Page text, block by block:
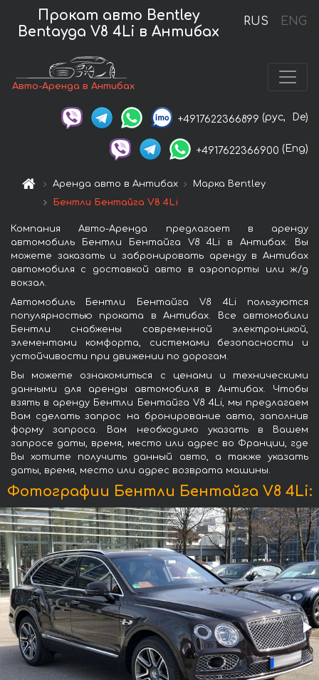
RUS ENG
Прокат авто Bentley
Bentayga V8 4Li в Антибах
Авто-Аренда в Антибах
+4917622366899 (рус, De)
+4917622366900 (Eng)
Аренда авто в Антибах
Марка Bentley
Бентли Бентайга V8 4Li
Компания Авто-Аренда предлагает в аренду
автомобиль Бентли Бентайга V8 4Li в Антибах. Вы
можете заказать и забронировать аренду в Антибах
автомобиля с доставкой авто в аэропорты или ж/д
вокзал.
Автомобиль Бентли Бентайга V8 4Li пользуются
популярностью проката в Антибах. Все автомобили
Бентли снабжены современной электроникой,
элементами комфорта, системами безопасности и
устойчивости при движении по дорогам.
Вы можете ознакомиться с ценами и техническими
данными для аренды автомобиля в Антибах. Чтобы
взять в аренду Бентли Бентайга V8 4Li, мы предлагаем
Вам сделать запрос на бронирование авто, заполнив
форму запроса. Вам необходимо указать в Вашем
запросе даты, время, место или адрес во Франции, где
Вы хотите получить данный авто, а также указать
даты, время, место или адрес возврата машины.
Фотографии Бентли Бентайга V8 4Li: